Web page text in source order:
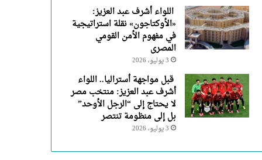
اللواء أشرف عبد العزيز:
«الأوكتاجون» نقلة استراتيجية
في مفهوم الأمن القومي
المصرى
3 يوليو، 2026
قبل مواجهة أستراليا.. اللواء
أشرف عبد العزيز: منتخب مصر
لا يحتاج إلى “الرجل الأوحد”
بل إلى منظومة تنتصر
3 يوليو، 2026